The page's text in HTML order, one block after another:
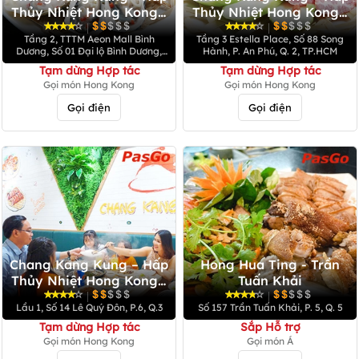
Thủy Nhiệt Hong Kong -
Aeon Mall Bình Dương
|
Tầng 2, TTTM Aeon Mall Bình
Dương, Số 01 Đại lộ Bình Dương,
Khu phố Bình Giao, Thị Xã Thuận
An, Tỉnh Bình Dương
Tạm dừng Hợp tác
Gọi món Hong Kong
Gọi điện
Thủy Nhiệt Hong Kong -
Estella Palace
|
Tầng 3 Estella Place, Số 88 Song
Hành, P. An Phú, Q. 2, TP.HCM
Tạm dừng Hợp tác
Gọi món Hong Kong
Gọi điện
Chang Kang Kung – Hấp
Thủy Nhiệt Hong Kong -
Lê Quý Đôn
|
Lầu 1, Số 14 Lê Quý Đôn, P.6, Q.3
Tạm dừng Hợp tác
Gọi món Hong Kong
Hong Hua Ting - Trần
Tuấn Khải
|
Số 157 Trần Tuấn Khải, P. 5, Q. 5
Sắp Hỗ trợ
Gọi món Á